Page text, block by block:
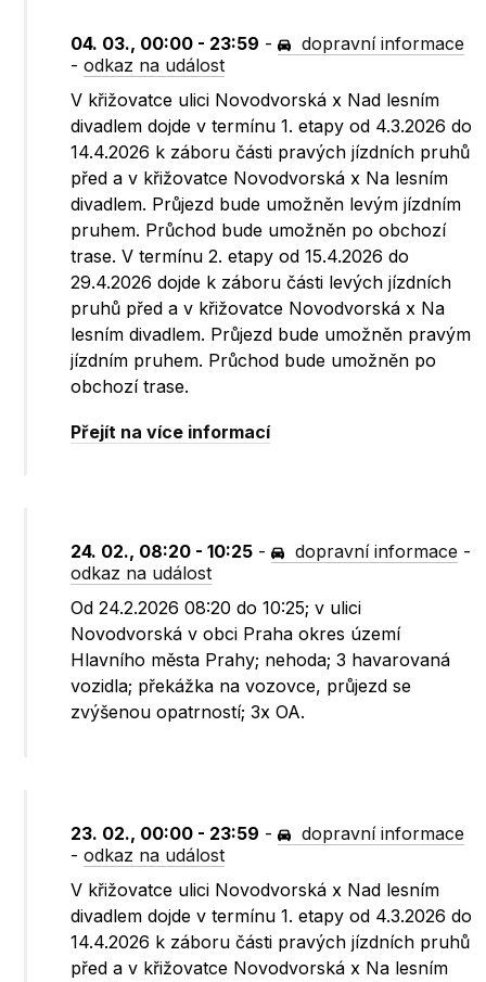
04. 03., 00:00 - 23:59 -
dopravní informace
-odkaz na událost
V křižovatce ulici Novodvorská x Nad lesním
divadlem dojde v termínu 1. etapy od 4.3.2026 do
14.4.2026 k záboru části pravých jízdních pruhů
před a v křižovatce Novodvorská x Na lesním
divadlem. Průjezd bude umožněn levým jízdním
pruhem. Průchod bude umožněn po obchozí
trase. V termínu 2. etapy od 15.4.2026 do
29.4.2026 dojde k záboru části levých jízdních
pruhů před a v křižovatce Novodvorská x Na
lesním divadlem. Průjezd bude umožněn pravým
jízdním pruhem. Průchod bude umožněn po
obchozí trase.
Přejít na více informací
24. 02., 08:20 - 10:25 - dopravní informace -
odkaz na událost
Od 24.2.2026 08:20 do 10:25; v ulici
Novodvorská v obci Praha okres území
Hlavního města Prahy; nehoda; 3 havarovaná
vozidla; překážka na vozovce, průjezd se
zvýšenou opatrností; 3x OA.
23. 02., 00:00 - 23:59 -
dopravní informace
-odkaz na událost
V křižovatce ulici Novodvorská x Nad lesním
divadlem dojde v termínu 1. etapy od 4.3.2026 do
14.4.2026 k záboru části pravých jízdních pruhů
před a v křižovatce Novodvorská x Na lesním